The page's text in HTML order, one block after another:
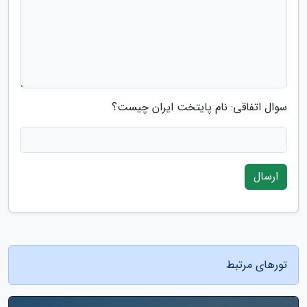
سوال اتفاقی: نام پایتخت ایران چیست؟
ارسال
تورهای مرتبط